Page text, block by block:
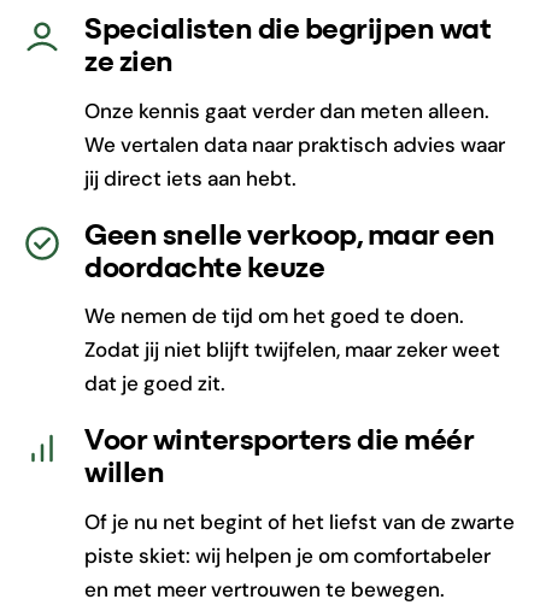
Specialisten die begrijpen wat
ze zien
Onze kennis gaat verder dan meten alleen.
We vertalen data naar praktisch advies waar
jij direct iets aan hebt.
Geen snelle verkoop, maar een
doordachte keuze
We nemen de tijd om het goed te doen.
Zodat jij niet blijft twijfelen, maar zeker weet
dat je goed zit.
Voor wintersporters die méér
willen
Of je nu net begint of het liefst van de zwarte
piste skiet: wij helpen je om comfortabeler
en met meer vertrouwen te bewegen.